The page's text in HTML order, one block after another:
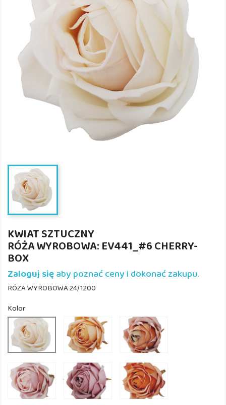
KWIAT SZTUCZNY
RÓŻA WYROBOWA: EV441_#6 CHERRY-
BOX
Zaloguj sięaby poznać ceny i dokonać zakupu.
RÓZA WYROBOWA 24/1200
Kolor
EV441_#12
CR/PINK
EV441_#13
HONEY
EV441_#14
ORANGE/GR
EV441_#19
PINK
EV441_#20
PLUM
EV441_#22
ORANGE